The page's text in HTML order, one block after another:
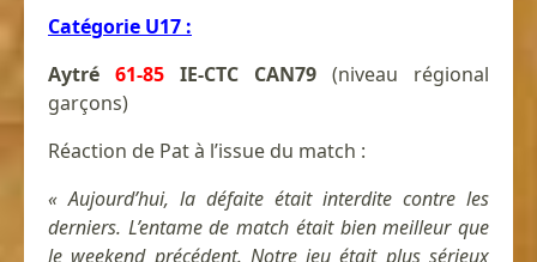
Catégorie U17 :
Aytré 61-85 IE-CTC CAN79 (niveau régional
garçons)
Réaction de Pat à l’issue du match :
« Aujourd’hui, la défaite était interdite contre les
derniers. L’entame de match était bien meilleur que
le weekend précédent. Notre jeu était plus sérieux